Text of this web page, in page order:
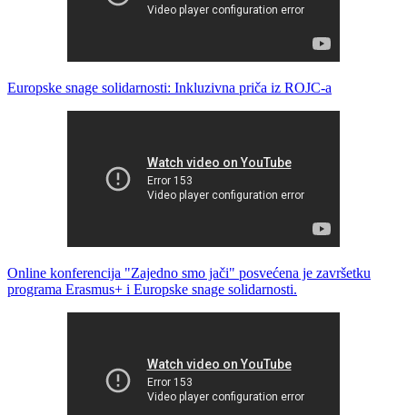
Europske snage solidarnosti: Inkluzivna priča iz ROJC-a
Online konferencija "Zajedno smo jači" posvećena je završetku
programa Erasmus+ i Europske snage solidarnosti.